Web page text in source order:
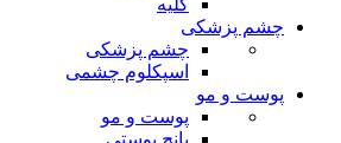
کلیه
چشم پزشکی
چشم پزشکی
اسپکلوم چشمی
پوست و مو
پوست و مو
پانچ پوستی